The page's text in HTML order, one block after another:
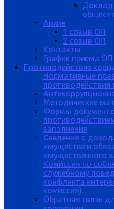
Доклад
Архив
1 созыв ОП
2 созыв ОП
Контакты
График приема ОП
Противодействие
Нормативные
противодействия
Методические
Формы
заполнения
Сведения о
имуществе и
имущественного
Комиссия по
служебному
конфликта
комиссия)
Обратная связь